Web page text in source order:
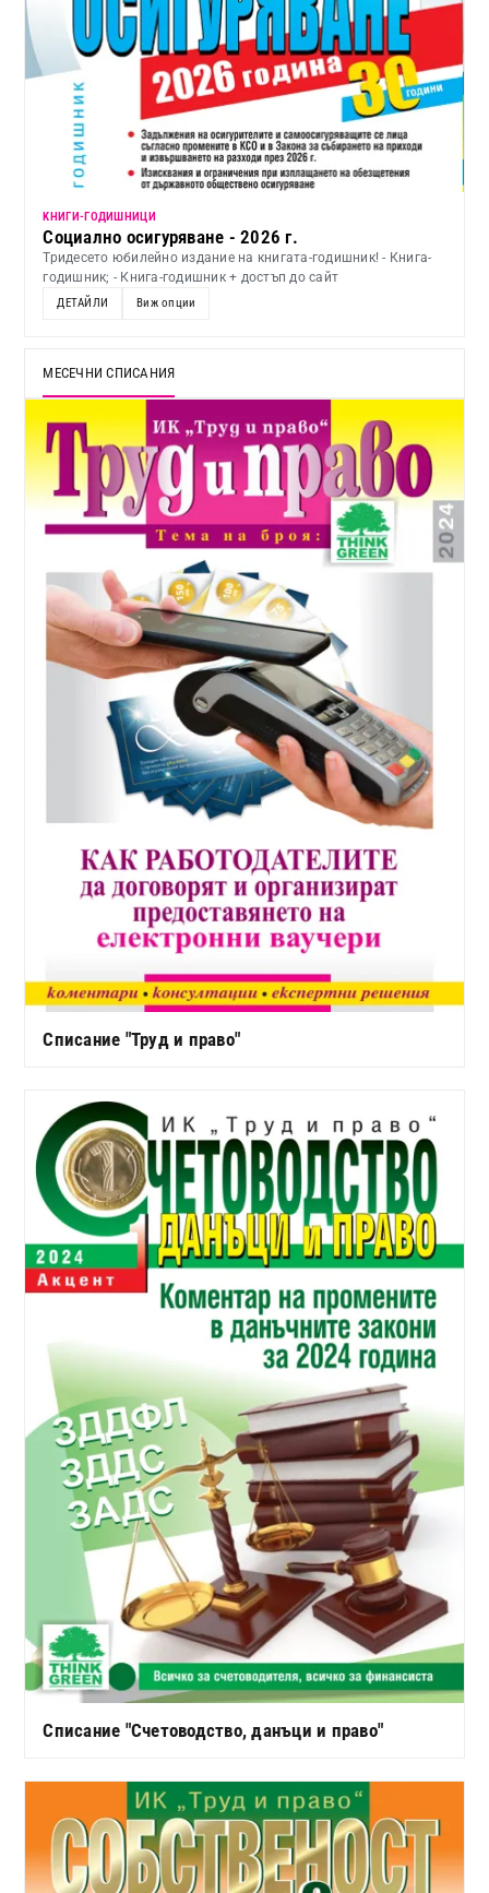
KНИГИ-ГОДИШНИЦИ
Социално осигуряване - 2026 г.
Тридесето юбилейно издание на книгата-годишник! - Книга-
годишник; - Книга-годишник + достъп до сайт
ДЕТАЙЛИ Виж опции
МЕСЕЧНИ СПИСАНИЯ
Списание "Труд и право"
Списание "Счетоводство, данъци и право"